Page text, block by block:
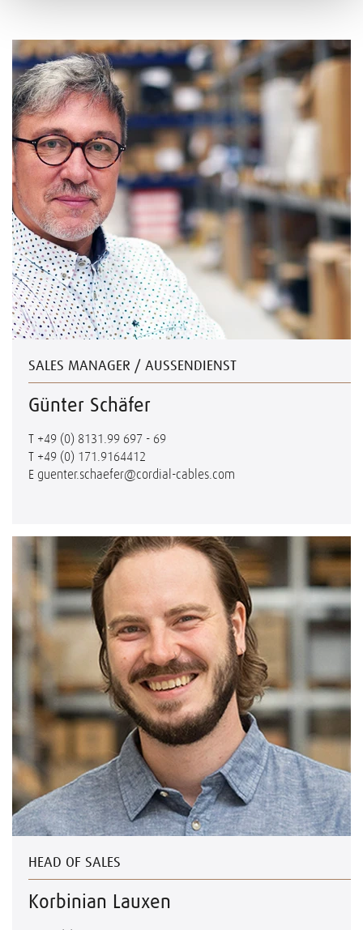
SALES MANAGER / AUSSENDIENST
Günter Schäfer
T +49 (0) 8131.99 697 - 69
T +49 (0) 171.9164412
E guenter.schaefer@cordial-cables.com
HEAD OF SALES
Korbinian Lauxen